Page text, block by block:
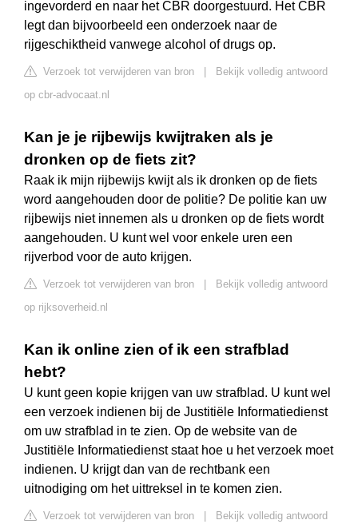
ingevorderd en naar het CBR doorgestuurd. Het CBR
legt dan bijvoorbeeld een onderzoek naar de
rijgeschiktheid vanwege alcohol of drugs op.
Verzoek tot verwijderen van bron
Bekijk volledig antwoord
op cbr-advocaat.nl
Kan je je rijbewijs kwijtraken als je
dronken op de fiets zit?
Raak ik mijn rijbewijs kwijt als ik dronken op de fiets
word aangehouden door de politie? De politie kan uw
rijbewijs niet innemen als u dronken op de fiets wordt
aangehouden. U kunt wel voor enkele uren een
rijverbod voor de auto krijgen.
Verzoek tot verwijderen van bron
Bekijk volledig antwoord
op rijksoverheid.nl
Kan ik online zien of ik een strafblad
hebt?
U kunt geen kopie krijgen van uw strafblad. U kunt wel
een verzoek indienen bij de Justitiële Informatiedienst
om uw strafblad in te zien. Op de website van de
Justitiële Informatiedienst staat hoe u het verzoek moet
indienen. U krijgt dan van de rechtbank een
uitnodiging om het uittreksel in te komen zien.
Verzoek tot verwijderen van bron
Bekijk volledig antwoord